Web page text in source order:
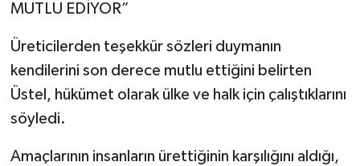
MUTLU EDİYOR”
Üreticilerden teşekkür sözleri duymanın
kendilerini son derece mutlu ettiğini belirten
Üstel, hükümet olarak ülke ve halk için çalıştıklarını
söyledi.
Amaçlarının insanların ürettiğinin karşılığını aldığı,